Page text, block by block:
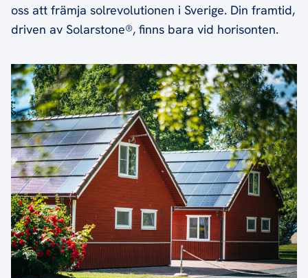
oss att främja solrevolutionen i Sverige. Din framtid,
driven av Solarstone®, finns bara vid horisonten.